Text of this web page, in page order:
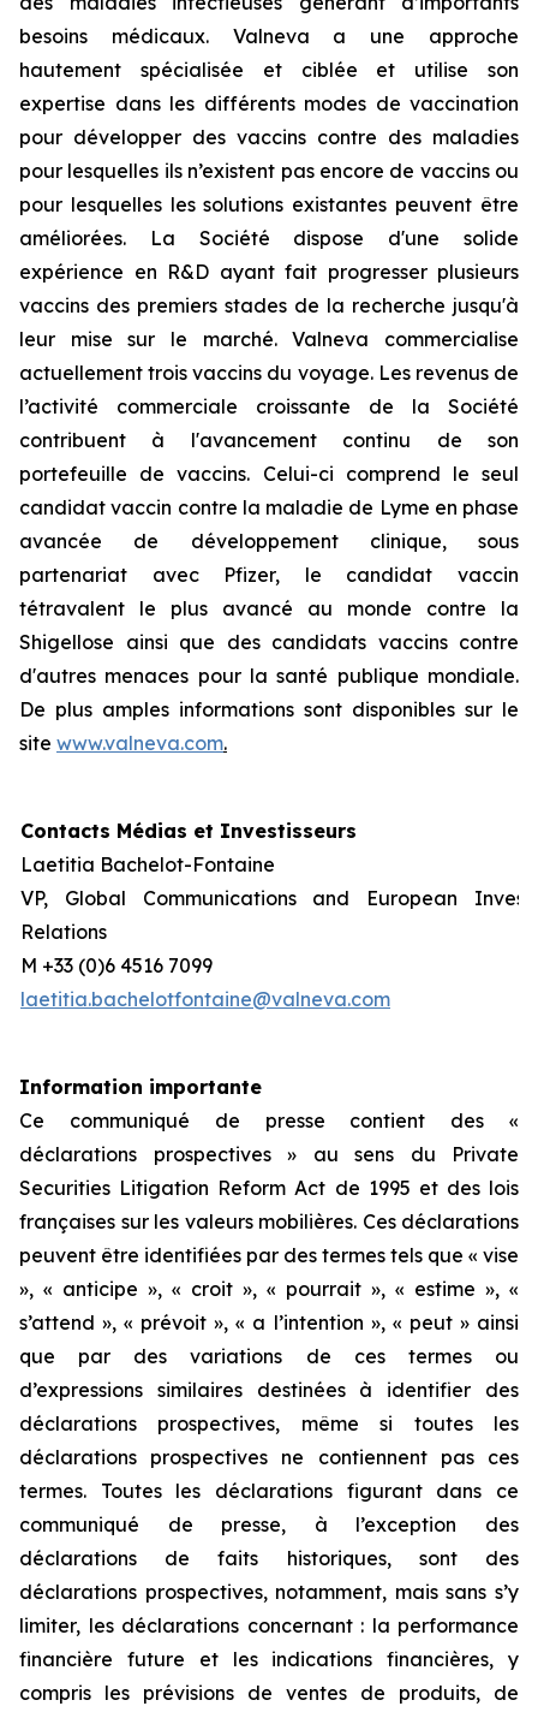
besoins médicaux. Valneva a une approche
hautement spécialisée et ciblée et utilise son
expertise dans les différents modes de vaccination
pour développer des vaccins contre des maladies
pour lesquelles ils n’existent pas encore de vaccins ou
pour lesquelles les solutions existantes peuvent être
améliorées. La Société dispose d'une solide
expérience en R&D ayant fait progresser plusieurs
vaccins des premiers stades de la recherche jusqu'à
leur mise sur le marché. Valneva commercialise
actuellement trois vaccins du voyage. Les revenus de
l’activité commerciale croissante de la Société
contribuent à l'avancement continu de son
portefeuille de vaccins. Celui-ci comprend le seul
candidat vaccin contre la maladie de Lyme en phase
avancée de développement clinique, sous
partenariat avec Pfizer, le candidat vaccin
tétravalent le plus avancé au monde contre la
Shigellose ainsi que des candidats vaccins contre
d'autres menaces pour la santé publique mondiale.
De plus amples informations sont disponibles sur le
site www.valneva.com.
Contacts Médias et Investisseurs
Laetitia Bachelot-Fontaine
VP, Global Communications and European
Relations
M +33 (0)6 4516 7099
laetitia.bachelotfontaine@valneva.com
Information importante
Ce communiqué de presse contient des «
déclarations prospectives » au sens du Private
Securities Litigation Reform Act de 1995 et des lois
françaises sur les valeurs mobilières. Ces déclarations
peuvent être identifiées par des termes tels que « vise
», « anticipe », « croit », « pourrait », « estime », «
s’attend », « prévoit », « a l’intention », « peut » ainsi
que par des variations de ces termes ou
d’expressions similaires destinées à identifier des
déclarations prospectives, même si toutes les
déclarations prospectives ne contiennent pas ces
termes. Toutes les déclarations figurant dans ce
communiqué de presse, à l’exception des
déclarations de faits historiques, sont des
déclarations prospectives, notamment, mais sans s’y
limiter, les déclarations concernant : la performance
financière future et les indications financières, y
compris les prévisions de ventes de produits, de